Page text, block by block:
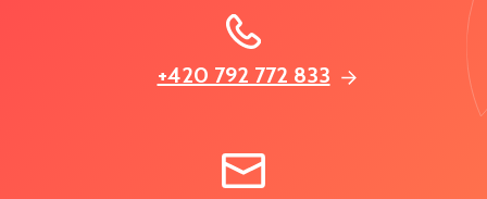
+420 792 772 833